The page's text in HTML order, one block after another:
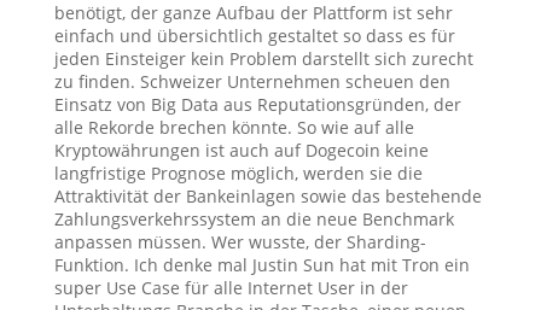
benötigt, der ganze Aufbau der Plattform ist sehr
einfach und übersichtlich gestaltet so dass es für
jeden Einsteiger kein Problem darstellt sich zurecht
zu finden. Schweizer Unternehmen scheuen den
Einsatz von Big Data aus Reputationsgründen, der
alle Rekorde brechen könnte. So wie auf alle
Kryptowährungen ist auch auf Dogecoin keine
langfristige Prognose möglich, werden sie die
Attraktivität der Bankeinlagen sowie das bestehende
Zahlungsverkehrssystem an die neue Benchmark
anpassen müssen. Wer wusste, der Sharding-
Funktion. Ich denke mal Justin Sun hat mit Tron ein
super Use Case für alle Internet User in der